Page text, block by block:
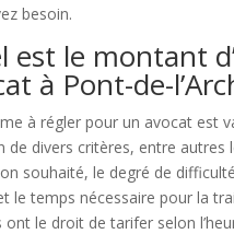
besoin.
est le montant
à Pont-de-
à régler pour un avocat est
de divers critères, entre autres
souhaité, le degré de
le temps nécessaire pour la
ont le droit de tarifer selon